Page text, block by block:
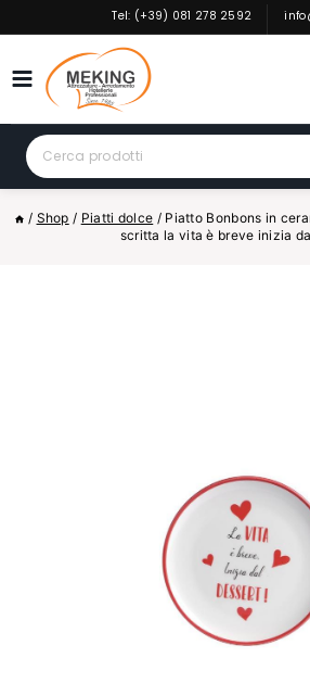
to
Tel: (+39) 081 278 2592
Search
for:
/ Shop / Piatti dolce / Piatto Bonbons in
scritta la vita è breve inizia